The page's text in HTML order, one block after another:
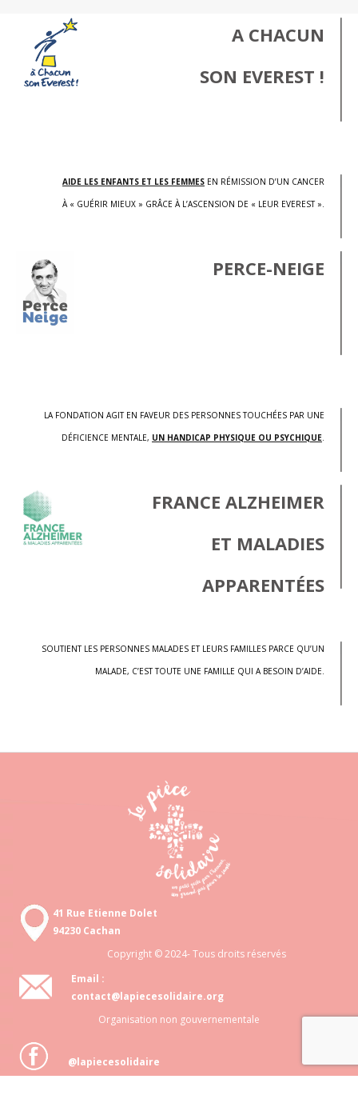
A CHACUN
SON EVEREST !
AIDE LES ENFANTS ET LES FEMMES EN RÉMISSION D’UN CANCER
À « GUÉRIR MIEUX » GRÂCE À L’ASCENSION DE « LEUR EVEREST ».
PERCE-NEIGE
LA FONDATION AGIT EN FAVEUR DES PERSONNES TOUCHÉES PAR UNE
DÉFICIENCE MENTALE, UN HANDICAP PHYSIQUE OU PSYCHIQUE.
FRANCE ALZHEIMER
ET MALADIES
APPARENTÉES
SOUTIENT LES PERSONNES MALADES ET LEURS FAMILLES PARCE QU’UN
MALADE, C’EST TOUTE UNE FAMILLE QUI A BESOIN D’AIDE.
41 Rue Etienne Dolet
94230 Cachan
Copyright © 2024- Tous droits réservés
Email :
contact@lapiecesolidaire.org
Organisation non gouvernementale
@lapiecesolidaire